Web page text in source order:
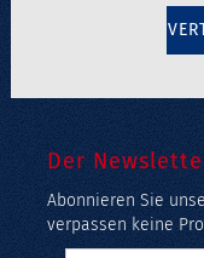
Der
Abonnieren Sie
verpassen keine